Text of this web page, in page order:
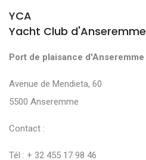
YCA
Yacht Club d'Anseremme
Port de plaisance d'Anseremme
Avenue de Mendieta, 60
5500 Anseremme
Contact :
Tél : + 32 455 17 98 46